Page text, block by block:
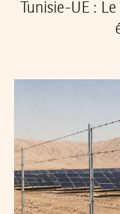
Tunisie-UE :